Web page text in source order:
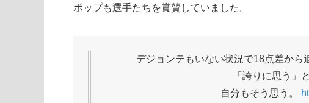
ポップも選手たちを賞賛していました。
デジョンテもいない状況で18点差から
「誇りに思う」
自分もそう思う。